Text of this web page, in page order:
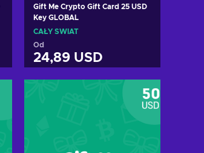
Gift Me Crypto Gift Card 25 USD
Key GLOBAL
CAŁY ŚWIAT
Od
24,89 USD
Dodaj do koszyka